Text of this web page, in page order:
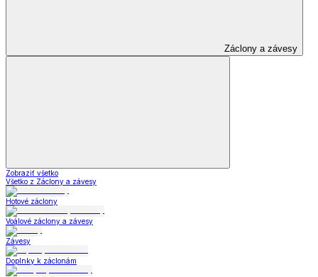
Záclony a závesy
Zobraziť všetko
Všetko z Záclony a závesy
Hotové záclony
Voálové záclony a závesy
Závesy
Doplnky k záclonám